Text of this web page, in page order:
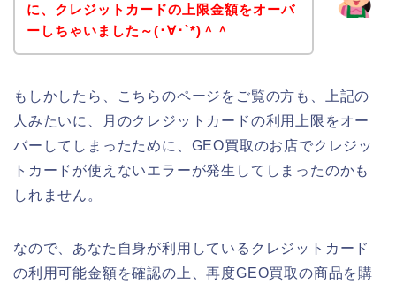
に、クレジットカードの上限金額をオーバ
ーしちゃいました～(･∀･`*)＾＾
もしかしたら、こちらのページをご覧の方も、上記の
人みたいに、月のクレジットカードの利用上限をオー
バーしてしまったために、GEO買取のお店でクレジッ
トカードが使えないエラーが発生してしまったのかも
しれません。
なので、あなた自身が利用しているクレジットカード
の利用可能金額を確認の上、再度GEO買取の商品を購